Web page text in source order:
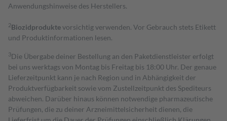
Anwendungshinweise des Herstellers.
2Biozidproduktevorsichtig verwenden. Vor Gebrauch stets Etikett
und Produktinformationen lesen.
3Die Übergabe deiner Bestellung an den Paketdienstleister erfolgt
bei uns werktags von Montag bis Freitag bis 18:00 Uhr. Der genaue
Lieferzeitpunkt kann je nach Region und in Abhängigkeit der
Produktverfügbarkeit sowie vom Zustellzeitpunkt des Spediteurs
abweichen. Darüber hinaus können notwendige pharmazeutische
Prüfungen, die zu deiner Arzneimittelsicherheit dienen, die